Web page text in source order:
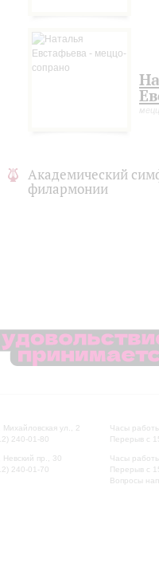
Академический
филармонии
Михайловская ул., 2
240-01-80
Невский пр., 30
240-01-70
Часы
Перерыв с
Часы
Перерыв с
Вопросы